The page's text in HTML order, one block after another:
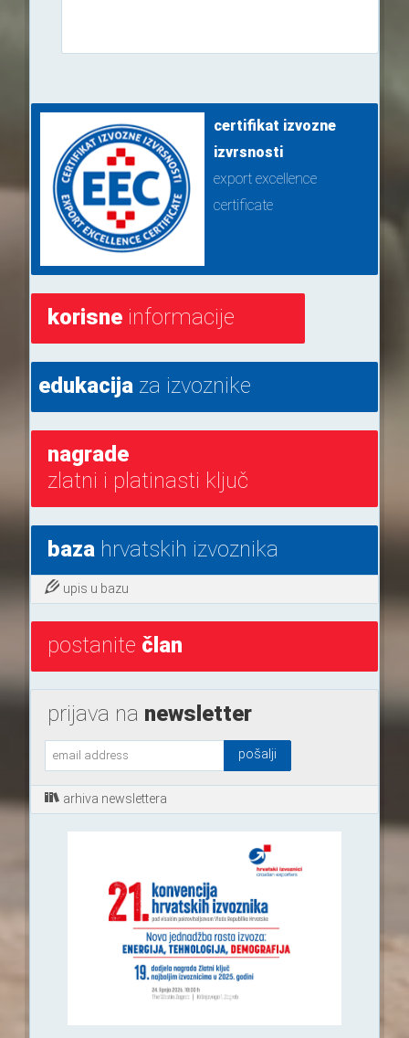
certifikat izvozne
izvrsnosti
export excellence
certificate
korisneinformacije
edukacijaza izvoznike
nagrade
zlatni i platinasti ključ
bazahrvatskih izvoznika
upis u bazu
postanite član
prijava na newsletter
arhiva newslettera